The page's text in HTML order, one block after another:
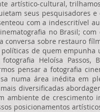
artístico-cultural,
seus pesquisadores
com a indescritível
no Brasil;
conversa sobre restauro
de quem empunha
Heloísa Passos,
pensar a fotografia
numa área inédita em
diversificadas
ambiente de crescimento
posicionamentos